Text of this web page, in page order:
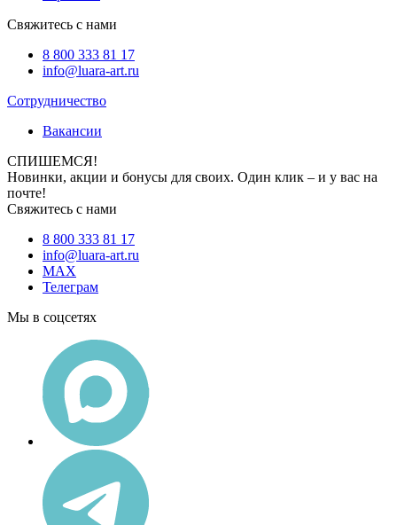
Свяжитесь с нами
8 800 333 81 17
info@luara-art.ru
Сотрудничество
Вакансии
СПИШЕМСЯ!
Новинки, акции и бонусы для своих. Один клик – и у вас на
почте!
Свяжитесь с нами
8 800 333 81 17
info@luara-art.ru
MAX
Телеграм
Мы в соцсетях